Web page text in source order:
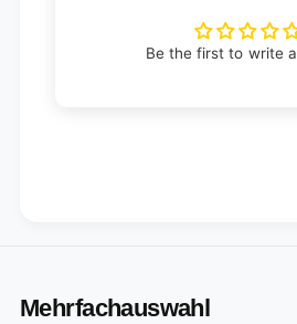
Be the first to write
Mehrfachauswahl